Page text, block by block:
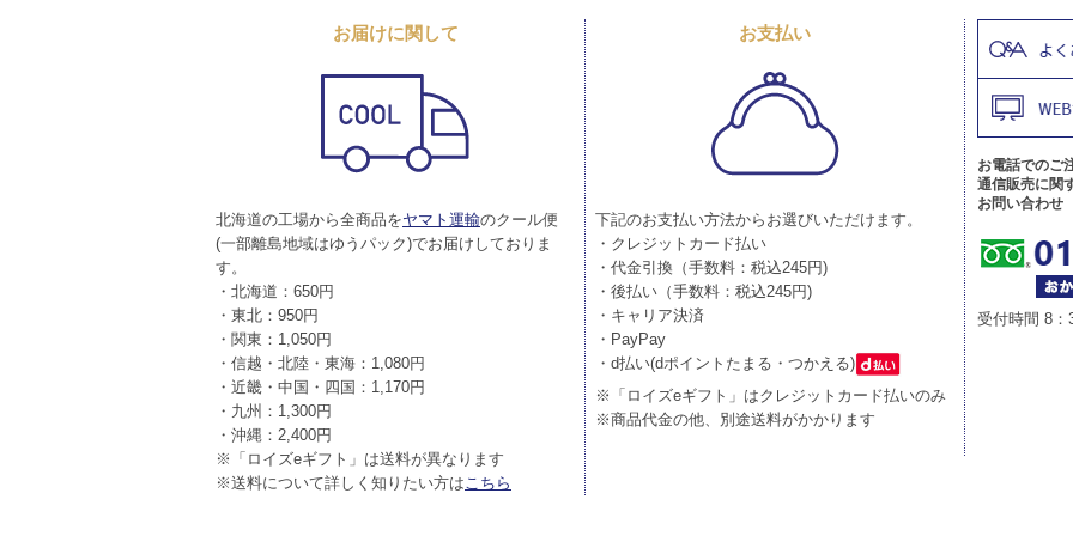
お届けに関して
北海道の工場から全商品をヤマト運輸のクール便
(一部離島地域はゆうパック)でお届けしておりま
す。
・北海道：650円
・東北：950円
・関東：1,050円
・信越・北陸・東海：1,080円
・近畿・中国・四国：1,170円
・九州：1,300円
・沖縄：2,400円
※「ロイズeギフト」は送料が異なります
※送料について詳しく知りたい方はこちら
お支払い
下記のお支払い方法からお選びいただけます。
・クレジットカード払い
・代金引換（手数料：税込245円)
・後払い（手数料：税込245円)
・キャリア決済
・PayPay
・d払い(dポイントたまる・つかえる)
※「ロイズeギフト」はクレジットカード払いのみ
※商品代金の他、別途送料がかかります
お電話でのご
通信販売に関
お問い合わせ
受付時間 8：